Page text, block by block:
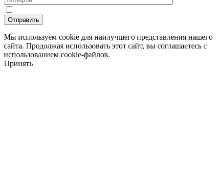
Мы используем cookie для наилучшего представления нашего
сайта. Продолжая использовать этот сайт, вы соглашаетесь с
использованием cookie-файлов.
Принять